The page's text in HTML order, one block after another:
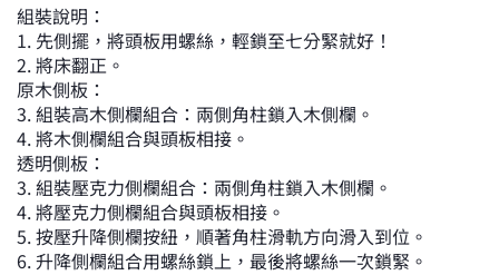
組裝說明：
1. 先側擺，將頭板用螺絲，輕鎖至七分緊就好！
2. 將床翻正。
原木側板：
3. 組裝高木側欄組合：兩側角柱鎖入木側欄。
4. 將木側欄組合與頭板相接。
透明側板：
3. 組裝壓克力側欄組合：兩側角柱鎖入木側欄。
4. 將壓克力側欄組合與頭板相接。
5. 按壓升降側欄按紐，順著角柱滑軌方向滑入到位。
6. 升降側欄組合用螺絲鎖上，最後將螺絲一次鎖緊。